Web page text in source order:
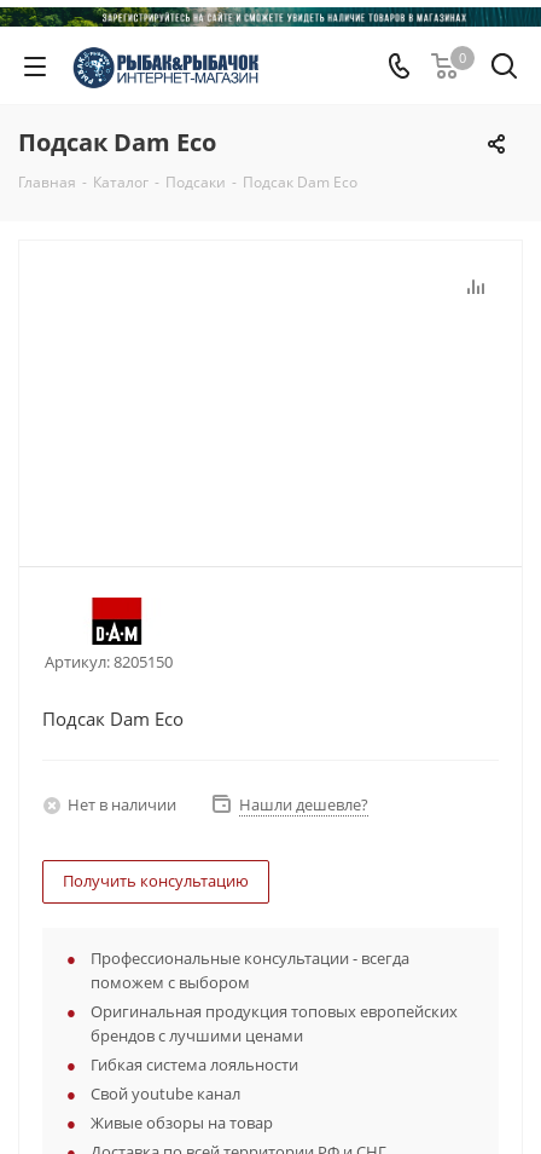
0
Подсак Dam Eco
Главная - Каталог - Подсаки - Подсак Dam Eco
Артикул:8205150
Подсак Dam Eco
Нет в наличии Нашли дешевле?
Получить консультацию
Профессиональные консультации - всегда
поможем с выбором
Оригинальная продукция топовых европейских
брендов с лучшими ценами
Гибкая система лояльности
Свой youtube канал
Живые обзоры на товар